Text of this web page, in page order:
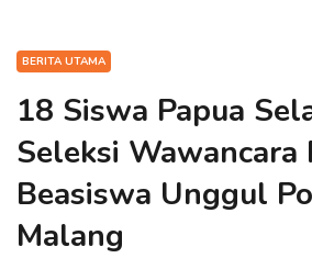
BERITA UTAMA
18 Siswa Papua
Seleksi Wawancara
Beasiswa Unggul
Malang